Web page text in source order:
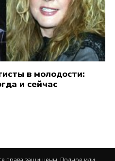
в молодости:
и сейчас